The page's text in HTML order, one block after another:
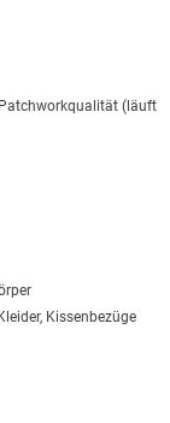
(läuft
Kissenbezüge